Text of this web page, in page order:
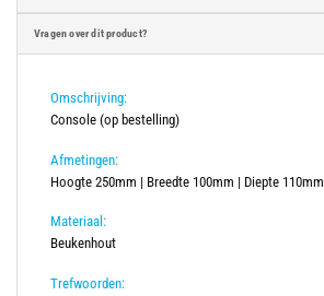
Vragen over dit product?
Omschrijving:
Console (op bestelling)
Afmetingen:
Hoogte 250mm | Breedte 100mm | Diepte 110mm
Materiaal:
Beukenhout
Trefwoorden: